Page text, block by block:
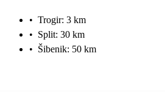
• Trogir: 3 km
• Split: 30 km
• Šibenik: 50 km